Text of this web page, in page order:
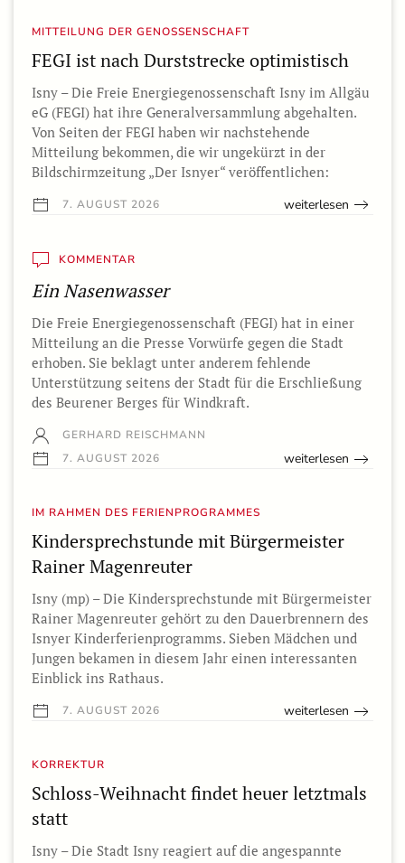
MITTEILUNG DER GENOSSENSCHAFT
FEGI ist nach Durststrecke optimistisch
Isny – Die Freie Energiegenossenschaft Isny im Allgäu
eG (FEGI) hat ihre Generalversammlung abgehalten.
Von Seiten der FEGI haben wir nachstehende
Mitteilung bekommen, die wir ungekürzt in der
Bildschirmzeitung „Der Isnyer“ veröffentlichen:
7. AUGUST 2026 weiterlesen
KOMMENTAR
Ein Nasenwasser
Die Freie Energiegenossenschaft (FEGI) hat in einer
Mitteilung an die Presse Vorwürfe gegen die Stadt
erhoben. Sie beklagt unter anderem fehlende
Unterstützung seitens der Stadt für die Erschließung
des Beurener Berges für Windkraft.
GERHARD REISCHMANN
7. AUGUST 2026
weiterlesen
IM RAHMEN DES FERIENPROGRAMMES
Kindersprechstunde mit Bürgermeister
Rainer Magenreuter
Isny (mp) – Die Kindersprechstunde mit Bürgermeister
Rainer Magenreuter gehört zu den Dauerbrennern des
Isnyer Kinderferienprogramms. Sieben Mädchen und
Jungen bekamen in diesem Jahr einen interessanten
Einblick ins Rathaus.
7. AUGUST 2026 weiterlesen
KORREKTUR
Schloss-Weihnacht findet heuer letztmals
statt
Isny – Die Stadt Isny reagiert auf die angespannte